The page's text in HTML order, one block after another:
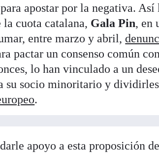
apostar por la negativa. Así
cuota catalana, Gala Pin, en
entre marzo y abril,
pactar un consenso común
lo han vinculado a un
su socio minoritario y
.
apoyo a esta proposición